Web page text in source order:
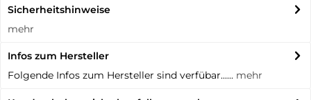
Sicherheitshinweise
mehr
Infos zum Hersteller
Folgende Infos zum Hersteller sind verfübar...... mehr